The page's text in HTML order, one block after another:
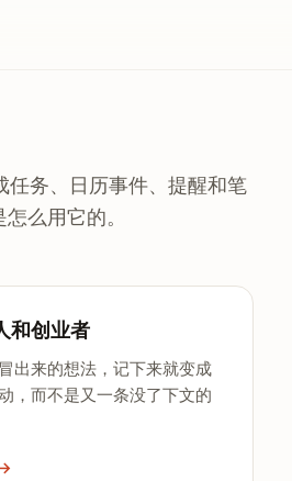
任务、日历事件、提醒和笔
么用它的。
和创业者
出来的想法，记下来就变成
，而不是又一条没了下文的